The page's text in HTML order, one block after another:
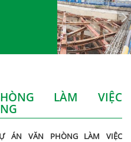
LÀM VIỆC
ÁN VĂN PHÒNG LÀM VIỆC